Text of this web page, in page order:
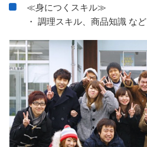
≪身につくスキル≫
・ 調理スキル、商品知識 など